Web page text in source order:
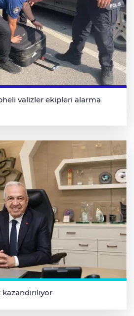
valizler ekipleri alarma